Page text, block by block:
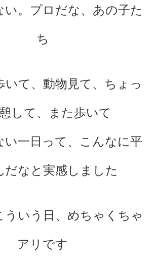
い。プロだな、あの子た
ち
いて、動物見て、ちょっ
して、また歩いて
い一日って、こんなに平
だなと実感しました
ういう日、めちゃくちゃ
アリです